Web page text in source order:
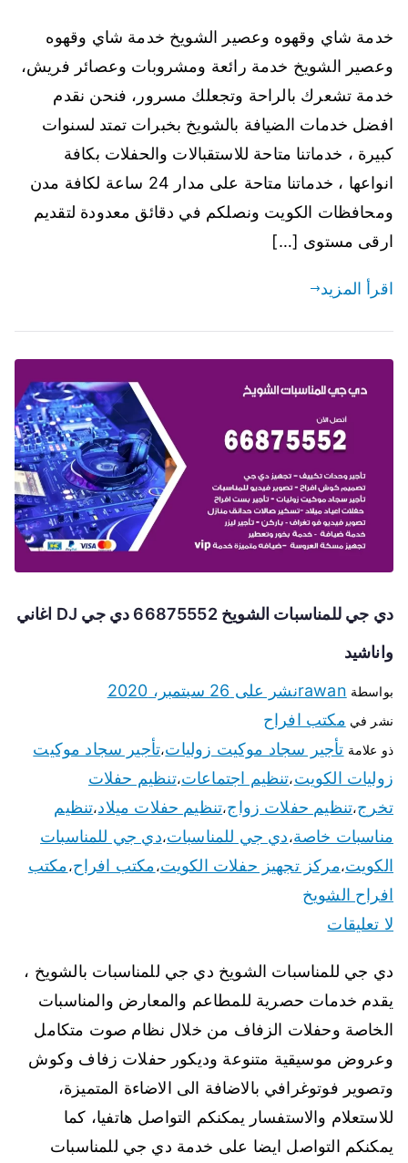
خدمة شاي وقهوه وعصير الشويخ خدمة شاي وقهوه
وعصير الشويخ خدمة رائعة ومشروبات وعصائر فريش،
خدمة تشعرك بالراحة وتجعلك مسرور، فنحن نقدم
افضل خدمات الضيافة بالشويخ بخبرات تمتد لسنوات
كبيرة ، خدماتنا متاحة للاستقبالات والحفلات بكافة
انواعها ، خدماتنا متاحة على مدار 24 ساعة لكافة مدن
ومحافظات الكويت ونصلكم في دقائق معدودة لتقديم
ارقى مستوى […]
اقرأ المزيد
دي جي للمناسبات الشويخ 66875552 دي جي DJ اغاني
واناشيد
بواسطة rawanنشر على 26 سبتمبر، 2020
نشر في مكتب افراح
ذو علامة تأجير سجاد موكيت زوليات،تأجير سجاد موكيت
زوليات الكويت،تنظيم اجتماعات،تنظيم حفلات
تخرج،تنظيم حفلات زواج،تنظيم حفلات ميلاد،تنظيم
مناسبات خاصة،دي جي للمناسبات،دي جي للمناسبات
الكويت،مركز تجهيز حفلات الكويت،مكتب افراح،مكتب
افراح الشويخ
لا تعليقات
دي جي للمناسبات الشويخ دي جي للمناسبات بالشويخ ،
يقدم خدمات حصرية للمطاعم والمعارض والمناسبات
الخاصة وحفلات الزفاف من خلال نظام صوت متكامل
وعروض موسيقية متنوعة وديكور حفلات زفاف وكوش
وتصوير فوتوغرافي بالاضافة الى الاضاءة المتميزة،
للاستعلام والاستفسار يمكنكم التواصل هاتفيا، كما
يمكنكم التواصل ايضا على خدمة دي جي للمناسبات